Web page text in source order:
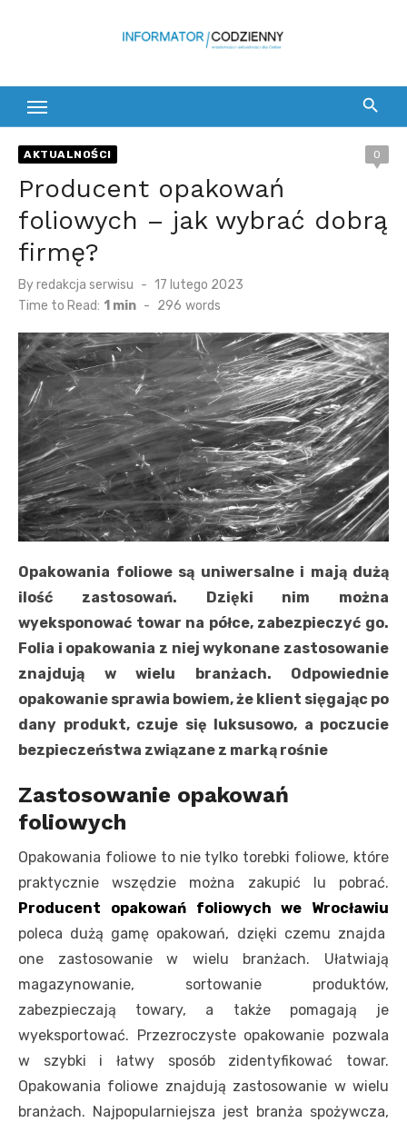
AKTUALNOŚCI 0
Producent opakowań
foliowych – jak wybrać dobrą
firmę?
Byredakcja serwisu
Posted
on
17 lutego 2023
Time to Read: 1 min - 296 words
Opakowania foliowe są uniwersalne i mają dużą
ilość zastosowań. Dzięki nim można
wyeksponować towar na półce, zabezpieczyć go.
Folia i opakowania z niej wykonane zastosowanie
znajdują w wielu branżach. Odpowiednie
opakowanie sprawia bowiem, że klient sięgając po
dany produkt, czuje się luksusowo, a poczucie
bezpieczeństwa związane z marką rośnie
Zastosowanie opakowań
foliowych
Opakowania foliowe to nie tylko torebki foliowe, które
praktycznie wszędzie można zakupić lu pobrać.
Producent opakowań foliowych we Wrocławiu
poleca dużą gamę opakowań, dzięki czemu znajda
one zastosowanie w wielu branżach. Ułatwiają
magazynowanie, sortowanie produktów,
zabezpieczają towary, a także pomagają je
wyeksportować. Przezroczyste opakowanie pozwala
w szybki i łatwy sposób zidentyfikować towar.
Opakowania foliowe znajdują zastosowanie w wielu
branżach. Najpopularniejsza jest branża spożywcza,